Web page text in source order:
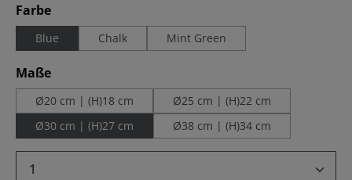
Farbeauswählen
Blue Chalk Mint Green
Maßeauswählen
Ø20 cm | (H)18 cm
Ø25 cm | (H)22 cm
Ø30 cm | (H)27 cm
Ø38 cm | (H)34 cm
Produkt Anzahl: Gib den gewünschten